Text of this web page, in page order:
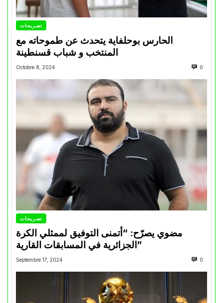
تصريحات
الحارس بوحلفاية يتحدث عن طموحاته مع
المنتخب و شباب قسنطينة
Octobre 8, 2024 0
تصريحات
مضوي يصرّح: “أتمنى التوفيق لممثلي الكرة
الجزائرية في المسابقات القارية”
Septembre 17, 2024 0